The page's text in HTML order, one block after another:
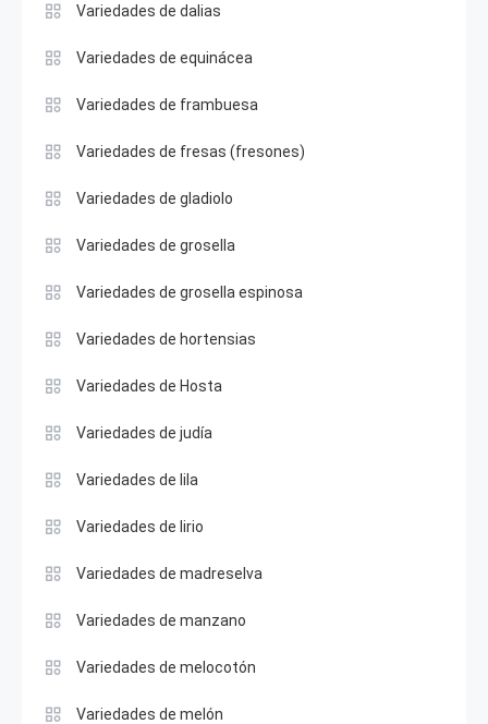
Variedades de dalias
Variedades de equinácea
Variedades de frambuesa
Variedades de fresas (fresones)
Variedades de gladiolo
Variedades de grosella
Variedades de grosella espinosa
Variedades de hortensias
Variedades de Hosta
Variedades de judía
Variedades de lila
Variedades de lirio
Variedades de madreselva
Variedades de manzano
Variedades de melocotón
Variedades de melón